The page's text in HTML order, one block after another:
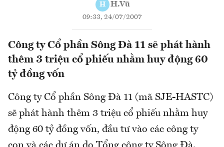
H H.Vũ
09:33, 24/07/2007
Công ty Cổ phần Sông Đà 11 sẽ phát hành
thêm 3 triệu cổ phiếu nhằm huy động 60
tỷ đồng vốn
Công ty Cổ phần Sông Đà 11 (mã SJE-HASTC)
sẽ phát hành thêm 3 triệu cổ phiếu nhằm huy
động 60 tỷ đồng vốn, đầu tư vào các công ty